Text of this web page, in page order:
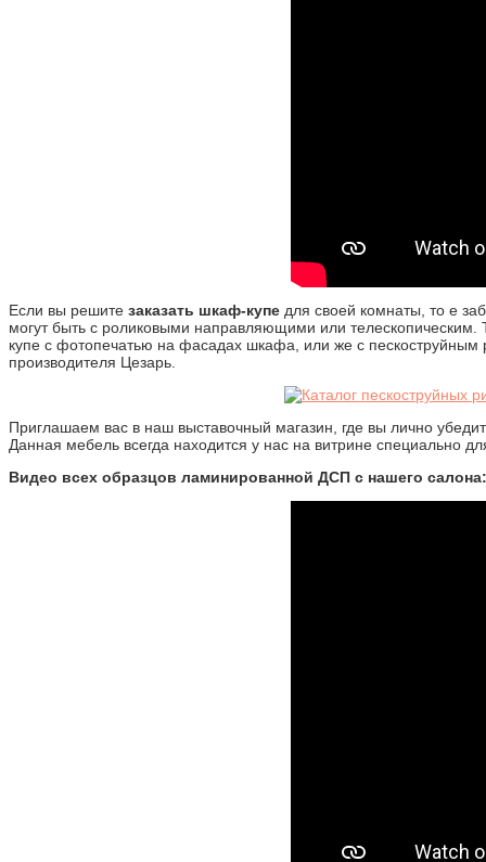
Если вы решите заказать шкаф-купе для своей комнаты, то е
могут быть с роликовыми направляющими или телескопическим.
купе с фотопечатью на фасадах шкафа, или же с пескоструйным
производителя Цезарь.
Приглашаем вас в наш выставочный магазин, где вы лично
Данная мебель всегда находится у нас на витрине специально
Видео всех образцов ламинированной ДСП с нашего салона: